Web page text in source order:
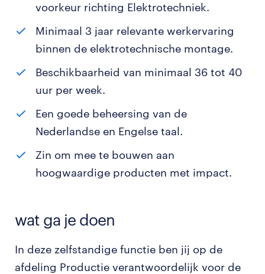
voorkeur richting Elektrotechniek.
Minimaal 3 jaar relevante werkervaring
binnen de elektrotechnische montage.
Beschikbaarheid van minimaal 36 tot 40
uur per week.
Een goede beheersing van de
Nederlandse en Engelse taal.
Zin om mee te bouwen aan
hoogwaardige producten met impact.
wat ga je doen
In deze zelfstandige functie ben jij op de
afdeling Productie verantwoordelijk voor de